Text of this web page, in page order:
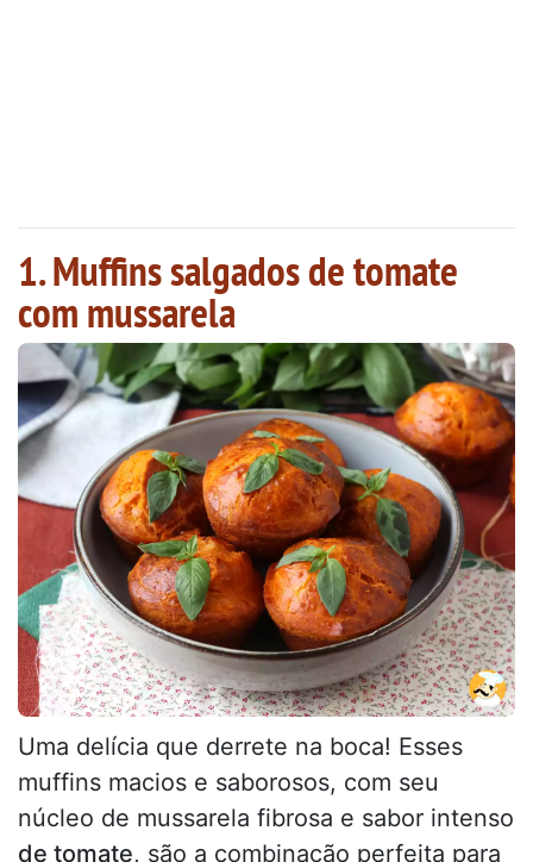
1. Muffins salgados de tomate
com mussarela
Uma delícia que derrete na boca! Esses
muffins macios e saborosos, com seu
núcleo de mussarela fibrosa e sabor intenso
de tomate, são a combinação perfeita para